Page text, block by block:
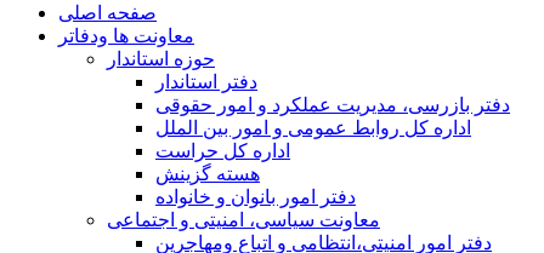
صفحه اصلی
معاونت ها ودفاتر
حوزه استاندار
دفتر استاندار
دفتر بازرسی، مدیریت عملکرد و امور حقوقی
اداره کل روابط عمومی و امور بین الملل
اداره کل حراست
هسته گزینش
دفتر امور بانوان و خانواده
معاونت سیاسی، امنیتی و اجتماعی
دفتر امور امنيتی،انتظامی و اتباع ومهاجرین